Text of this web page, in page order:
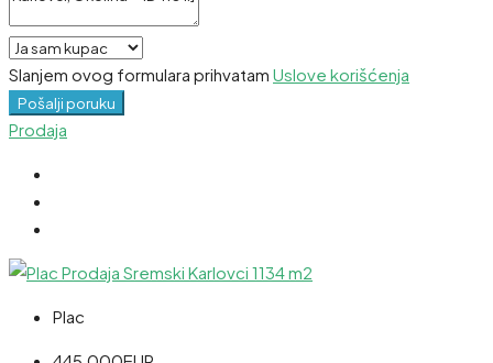
Slanjem ovog formulara prihvatam Uslove korišćenja
Pošalji poruku
Prodaja
Plac